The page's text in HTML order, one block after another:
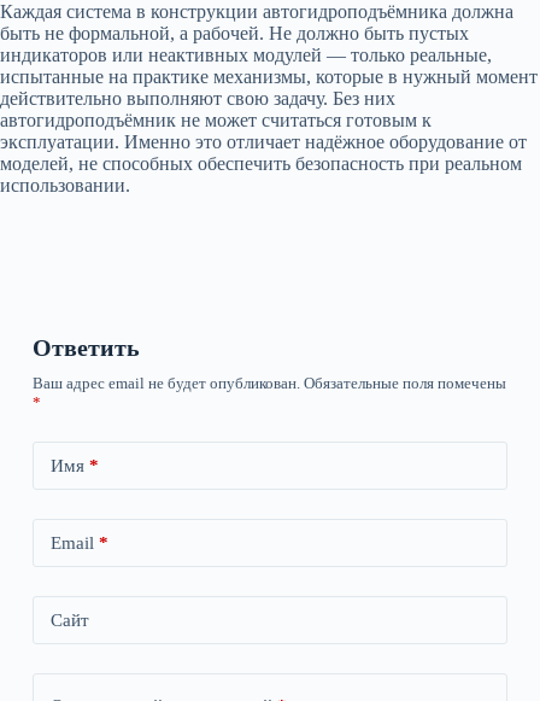
Каждая система в конструкции автогидроподъёмника должна
быть не формальной, а рабочей. Не должно быть пустых
индикаторов или неактивных модулей — только реальные,
испытанные на практике механизмы, которые в нужный момент
действительно выполняют свою задачу. Без них
автогидроподъёмник не может считаться готовым к
эксплуатации. Именно это отличает надёжное оборудование от
моделей, не способных обеспечить безопасность при реальном
использовании.
Ответить
Ваш адрес email не будет опубликован. Обязательные поля помечены
*
Имя*
Email *
Сайт